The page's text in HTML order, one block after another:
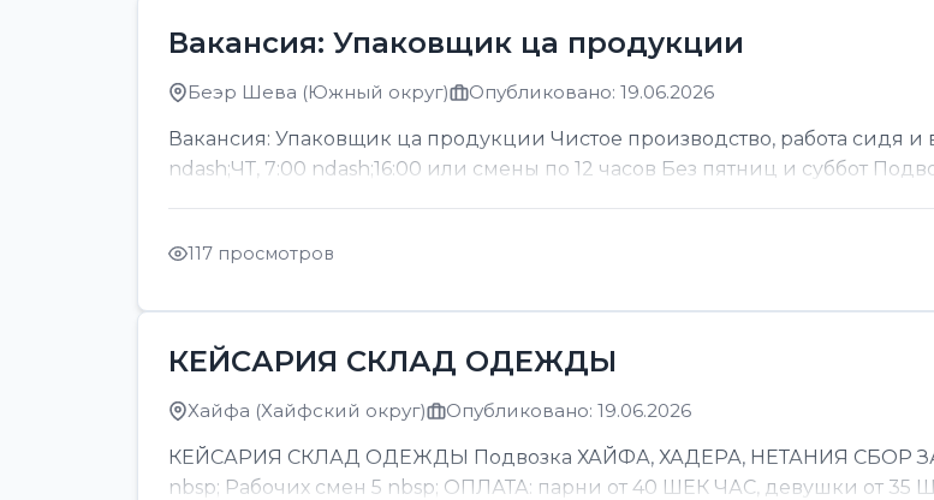
Вакансия: Упаковщик ца продукции
Беэр Шева (Южный округ) Опубликовано: 19.06.2026
Вакансия: Упаковщик ца продукции Чистое производство, работа
ndash;ЧТ, 7:00 ndash;16:00 или смены по 12 часов Без пятниц и суббот
117 просмотров
КЕЙСАРИЯ СКЛАД ОДЕЖДЫ
Хайфа (Хайфский округ) Опубликовано: 19.06.2026
КЕЙСАРИЯ СКЛАД ОДЕЖДЫ Подвозка ХАЙФА, ХАДЕРА, НЕТАНИЯ СБОР
nbsp; Рабочих смен 5 nbsp; ОПЛАТА: парни от 40 ШЕК ЧАС, девушки от